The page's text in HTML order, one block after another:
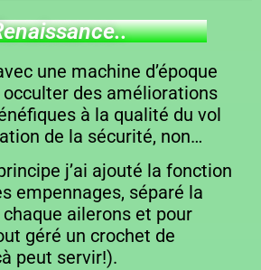
une machine d’époque
occulter des améliorations
à la qualité du vol
de la sécurité, non…
j’ai ajouté la fonction
empennages, séparé la
ailerons et pour
géré un crochet de
peut servir!).